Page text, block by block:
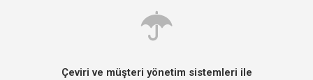
Çeviri ve müşteri yönetim sistemleri ile